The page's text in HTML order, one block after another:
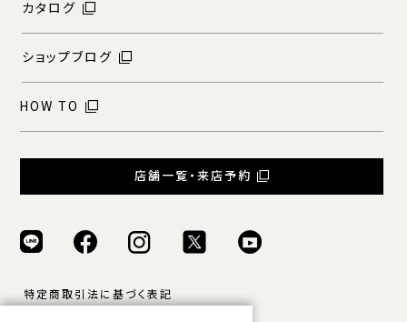
カタログ
ショップブログ
HOW TO
店舗一覧・来店予約
特定商取引法に基づく表記